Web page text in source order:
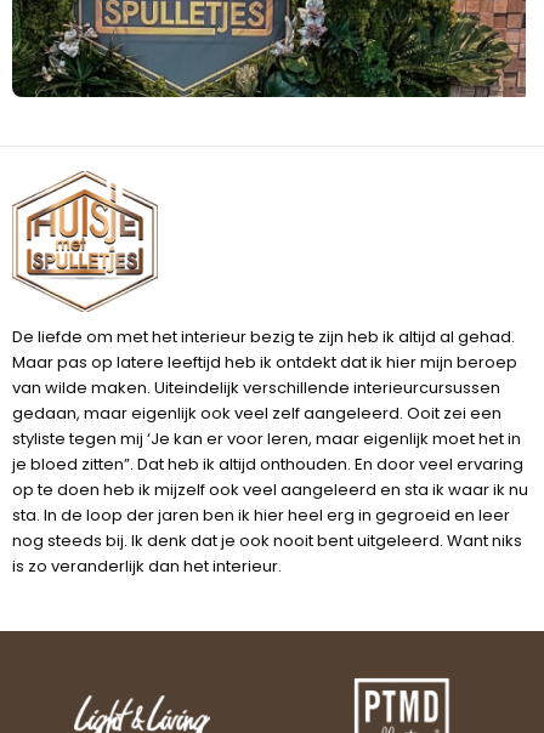
De liefde om met het interieur bezig te zijn heb ik altijd al gehad.
Maar pas op latere leeftijd heb ik ontdekt dat ik hier mijn beroep
van wilde maken. Uiteindelijk verschillende interieurcursussen
gedaan, maar eigenlijk ook veel zelf aangeleerd. Ooit zei een
styliste tegen mij ‘Je kan er voor leren, maar eigenlijk moet het in
je bloed zitten”. Dat heb ik altijd onthouden. En door veel ervaring
op te doen heb ik mijzelf ook veel aangeleerd en sta ik waar ik nu
sta. In de loop der jaren ben ik hier heel erg in gegroeid en leer
nog steeds bij. Ik denk dat je ook nooit bent uitgeleerd. Want niks
is zo veranderlijk dan het interieur.